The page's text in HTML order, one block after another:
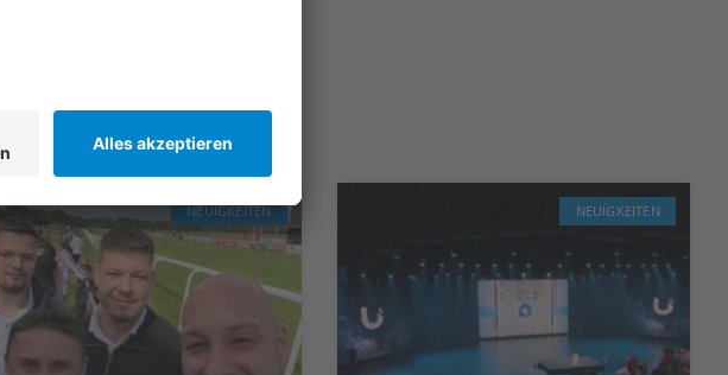
NEUIGKEITEN NEUIGKEITEN